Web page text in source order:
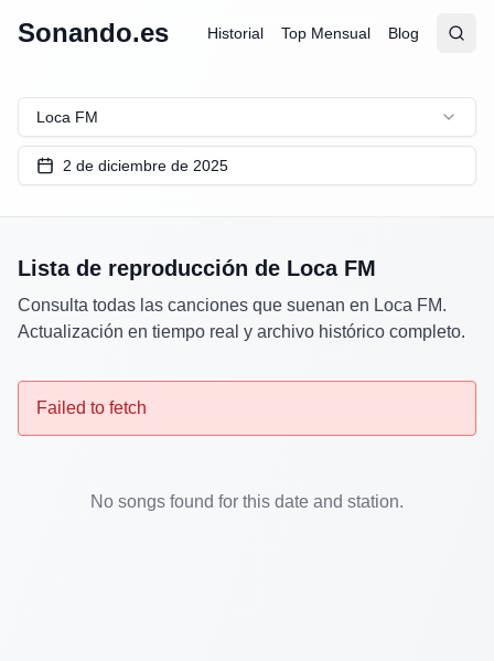
Sonando.es Historial Top Mensual Blog
Abrir
Loca FM
2 de diciembre de 2025
Lista de reproducción de Loca FM
Consulta todas las canciones que suenan en Loca FM.
Actualización en tiempo real y archivo histórico completo.
Failed to fetch
No songs found for this date and station.